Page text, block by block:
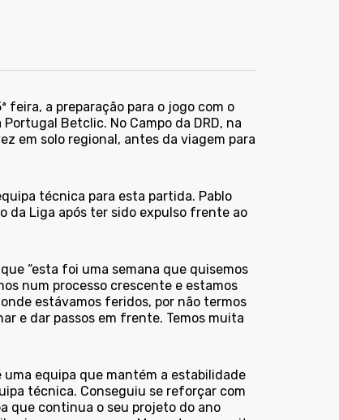
a preparação para o jogo com o
Betclic. No Campo da DRD, na
em solo regional, antes da viagem para
técnica para esta partida. Pablo
da Liga após ter sido expulso frente ao
“esta foi uma semana que quisemos
num processo crescente e estamos
estávamos feridos, por não termos
e dar passos em frente. Temos muita
uma equipa que mantém a estabilidade
técnica. Conseguiu se reforçar com
que continua o seu projeto do ano